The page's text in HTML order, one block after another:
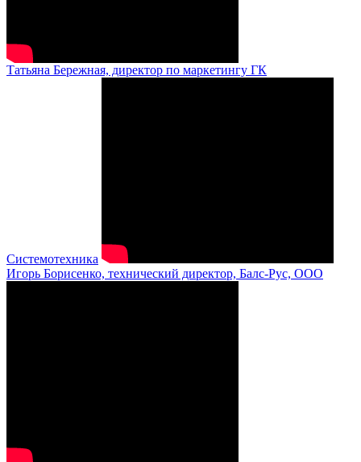
Татьяна Бережная, директор по маркетингу ГК
Системотехника
Игорь Борисенко, технический директор, Балс-Рус, ООО